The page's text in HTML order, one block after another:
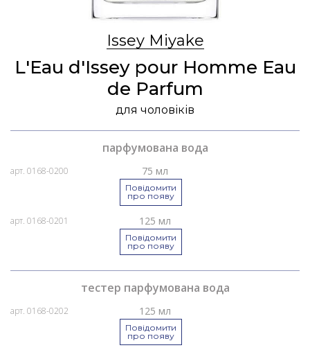
Issey Miyake
L'Eau d'Issey pour Homme Eau
de Parfum
для чоловіків
парфумована вода
арт. 0168-0200 75 мл
Повідомити
про появу
арт. 0168-0201 125 мл
Повідомити
про появу
тестер парфумована вода
арт. 0168-0202 125 мл
Повідомити
про появу